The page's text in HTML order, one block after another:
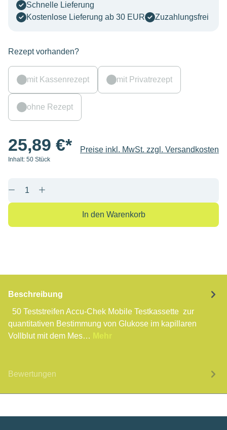
Schnelle Lieferung
Kostenlose Lieferung ab 30 EUR
Zuzahlungsfrei
Rezept vorhanden?
mit Kassenrezept mit Privatrezept
ohne Rezept
25,89 €*
Inhalt: 50 Stück
Preise inkl. MwSt. zzgl. Versandkosten
Produkt Anzahl: Gib den gewünschten
In den Warenkorb
Beschreibung
50 Teststreifen Accu-Chek Mobile Testkassette zur
quantitativen Bestimmung von Glukose im kapillaren
Vollblut mit dem Mes… Mehr
Bewertungen